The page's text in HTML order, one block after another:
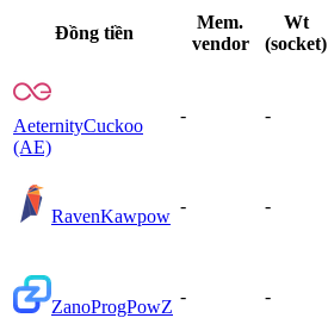
Đồng tiền
Mem.
vendor
Wt
(socket)
AeternityCuckoo
(AE)
- -
RavenKawpow
- -
ZanoProgPowZ
- -